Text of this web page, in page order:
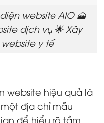
website AIO 🗻
dịch vụ 🌟 Xây
y tế
website hiệu quả là
địa chỉ mẫu
để hiểu rõ tầm